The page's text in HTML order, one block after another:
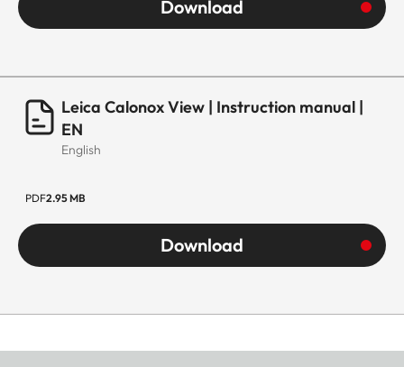
Download
Leica Calonox View | Instruction manual |
EN
English
PDF2.95 MB
Download